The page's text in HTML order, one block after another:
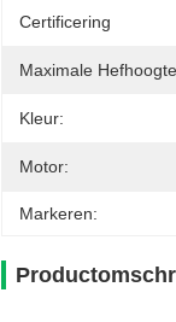
Certificering
Maximale
Kleur:
Motor:
Markeren: